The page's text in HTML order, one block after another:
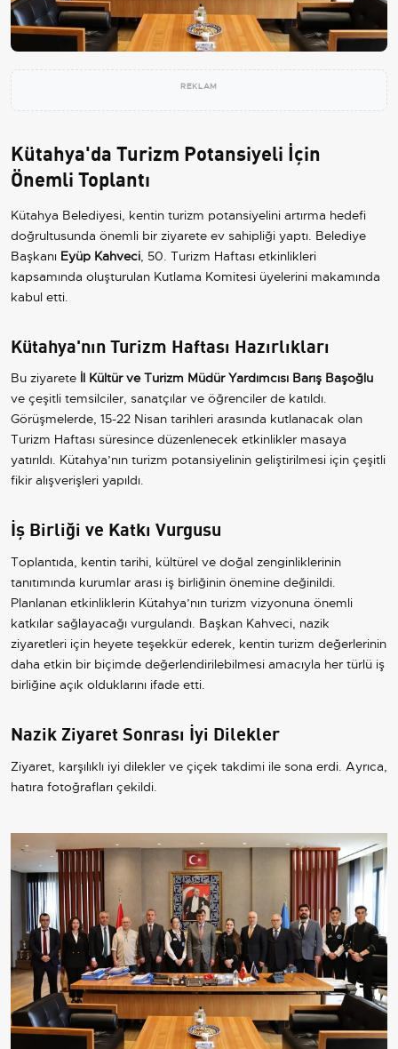
REKLAM
Kütahya'da Turizm Potansiyeli İçin
Önemli Toplantı
Kütahya Belediyesi, kentin turizm potansiyelini artırma hedefi
doğrultusunda önemli bir ziyarete ev sahipliği yaptı. Belediye
Başkanı Eyüp Kahveci, 50. Turizm Haftası etkinlikleri
kapsamında oluşturulan Kutlama Komitesi üyelerini makamında
kabul etti.
Kütahya'nın Turizm Haftası Hazırlıkları
Bu ziyarete İl Kültür ve Turizm Müdür Yardımcısı Barış Başoğlu
ve çeşitli temsilciler, sanatçılar ve öğrenciler de katıldı.
Görüşmelerde, 15-22 Nisan tarihleri arasında kutlanacak olan
Turizm Haftası süresince düzenlenecek etkinlikler masaya
yatırıldı. Kütahya’nın turizm potansiyelinin geliştirilmesi için çeşitli
fikir alışverişleri yapıldı.
İş Birliği ve Katkı Vurgusu
Toplantıda, kentin tarihi, kültürel ve doğal zenginliklerinin
tanıtımında kurumlar arası iş birliğinin önemine değinildi.
Planlanan etkinliklerin Kütahya’nın turizm vizyonuna önemli
katkılar sağlayacağı vurgulandı. Başkan Kahveci, nazik
ziyaretleri için heyete teşekkür ederek, kentin turizm değerlerinin
daha etkin bir biçimde değerlendirilebilmesi amacıyla her türlü iş
birliğine açık olduklarını ifade etti.
Nazik Ziyaret Sonrası İyi Dilekler
Ziyaret, karşılıklı iyi dilekler ve çiçek takdimi ile sona erdi. Ayrıca,
hatıra fotoğrafları çekildi.